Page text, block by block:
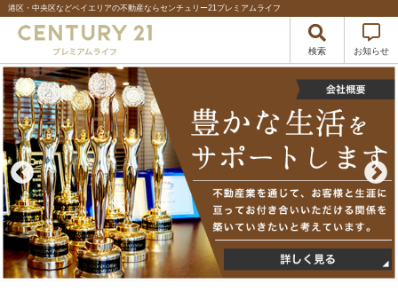
港区・中央区などベイエリアの不動産ならセンチュリー21プレミアムライフ
検索 お知らせ